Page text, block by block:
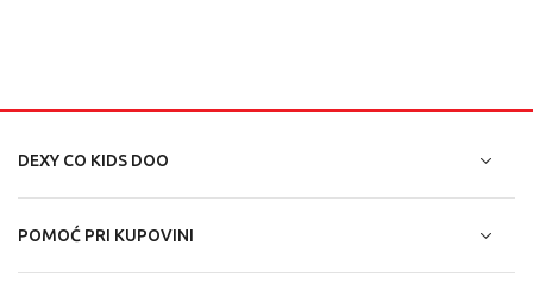
DEXY CO KIDS DOO
POMOĆ PRI KUPOVINI